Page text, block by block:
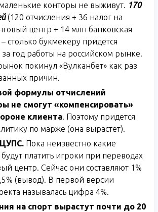
конторы не выживут. 170
(120 отчисления + 36 налог на
центр + 14 млн банковская
– столько букмекеру придется
за год работы на российском рынке.
покинул «Вулканбет» как раз
причин.
формулы отчислений
не смогут «компенсировать»
клиента. Поэтому придется
по марже (она вырастет).
Пока неизвестно какие
платить игроки при переводах
центр. Сейчас они составляют 1%
(вывод). В первой версии
называлась цифра 4%.
на спорт вырастут почти до 20